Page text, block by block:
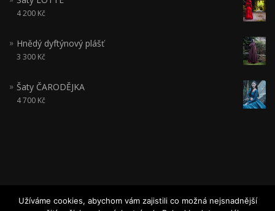
4 200 Kč
Hnědý dyftýnový plášť
3 300 Kč
Šaty ČARODĚJKA
4 700 Kč
Užíváme cookies, abychom vám zajistili co možná nejsnadnější